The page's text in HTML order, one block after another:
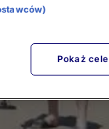
Pokaż cele